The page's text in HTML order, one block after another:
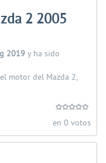
2 2005
2019 y ha sido
motor del Mazda 2,
en 0 votos